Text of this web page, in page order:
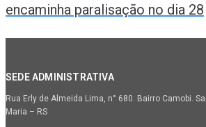
encaminha paralisação no dia 28
SEDE ADMINISTRATIVA
Rua Erly de Almeida Lima, n° 680. Bairro Camobi.
Maria – RS